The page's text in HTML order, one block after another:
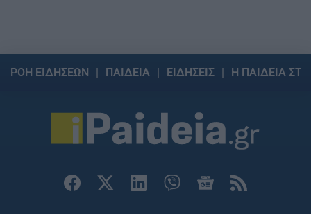
ΡΟΗ ΕΙΔΗΣΕΩΝ ΠΑΙΔΕΙΑ ΕΙΔΗΣΕΙΣ Η ΠΑΙΔΕΙΑ